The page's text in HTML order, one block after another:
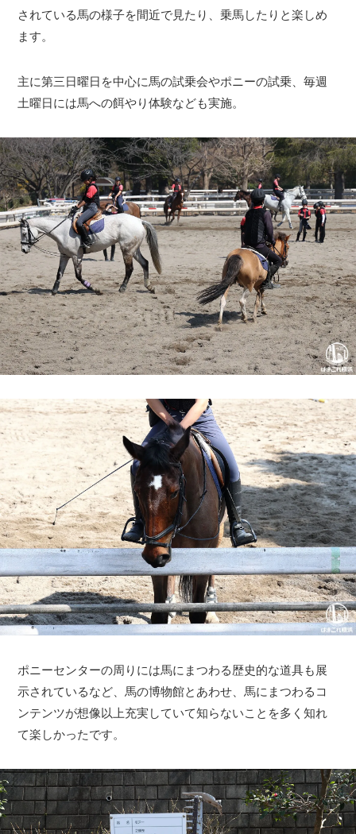
されている馬の様子を間近で見たり、乗馬したりと楽しめ
ます。
主に第三日曜日を中心に馬の試乗会やポニーの試乗、毎週
土曜日には馬への餌やり体験なども実施。
ポニーセンターの周りには馬にまつわる歴史的な道具も展
示されているなど、馬の博物館とあわせ、馬にまつわるコ
ンテンツが想像以上充実していて知らないことを多く知れ
て楽しかったです。